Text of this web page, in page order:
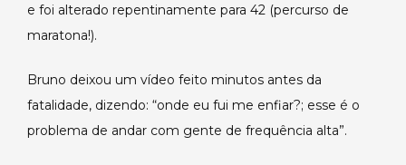
e foi alterado repentinamente para 42 (percurso de
maratona!).
Bruno deixou um vídeo feito minutos antes da
fatalidade, dizendo: “onde eu fui me enfiar?; esse é o
problema de andar com gente de frequência alta”.